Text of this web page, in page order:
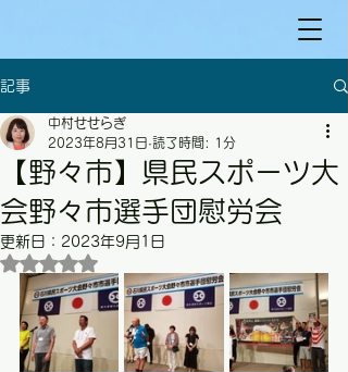
記事
【野々市】県民スポーツ大
会野々市選手団慰労会
中村せせらぎ
2023年8月31日 読了時間: 1分
更新日： 2023年9月1日
5つ星のうちNaNと評価されています。